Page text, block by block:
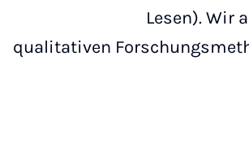
Lesen). Wir
qualitativen